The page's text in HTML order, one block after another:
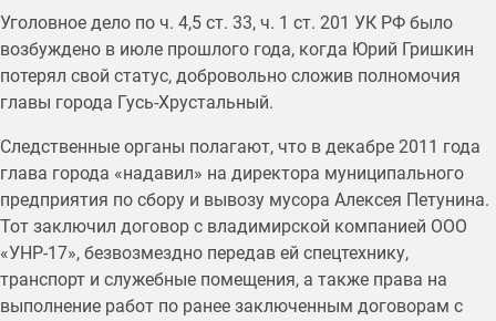
Уголовное дело по ч. 4,5 ст. 33, ч. 1 ст. 201 УК РФ было
возбуждено в июле прошлого года, когда Юрий Гришкин
потерял свой статус, добровольно сложив полномочия
главы города Гусь-Хрустальный.
Следственные органы полагают, что в декабре 2011 года
глава города «надавил» на директора муниципального
предприятия по сбору и вывозу мусора Алексея Петунина.
Тот заключил договор с владимирской компанией ООО
«УНР-17», безвозмездно передав ей спецтехнику,
транспорт и служебные помещения, а также права на
выполнение работ по ранее заключенным договорам с